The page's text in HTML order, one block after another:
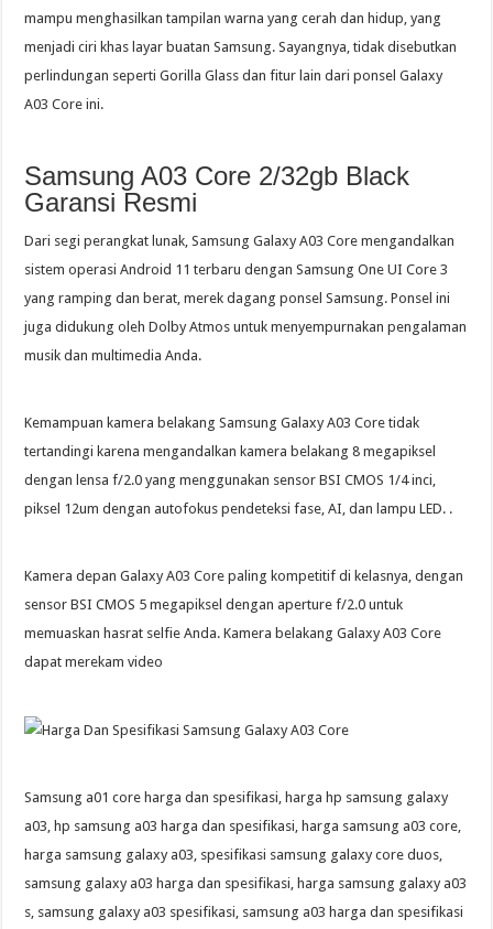
mampu menghasilkan tampilan warna yang cerah dan hidup, yang
menjadi ciri khas layar buatan Samsung. Sayangnya, tidak disebutkan
perlindungan seperti Gorilla Glass dan fitur lain dari ponsel Galaxy
A03 Core ini.
Samsung A03 Core 2/32gb Black
Garansi Resmi
Dari segi perangkat lunak, Samsung Galaxy A03 Core mengandalkan
sistem operasi Android 11 terbaru dengan Samsung One UI Core 3
yang ramping dan berat, merek dagang ponsel Samsung. Ponsel ini
juga didukung oleh Dolby Atmos untuk menyempurnakan pengalaman
musik dan multimedia Anda.
Kemampuan kamera belakang Samsung Galaxy A03 Core tidak
tertandingi karena mengandalkan kamera belakang 8 megapiksel
dengan lensa f/2.0 yang menggunakan sensor BSI CMOS 1/4 inci,
piksel 12um dengan autofokus pendeteksi fase, AI, dan lampu LED. .
Kamera depan Galaxy A03 Core paling kompetitif di kelasnya, dengan
sensor BSI CMOS 5 megapiksel dengan aperture f/2.0 untuk
memuaskan hasrat selfie Anda. Kamera belakang Galaxy A03 Core
dapat merekam video
Samsung a01 core harga dan spesifikasi, harga hp samsung galaxy
a03, hp samsung a03 harga dan spesifikasi, harga samsung a03 core,
harga samsung galaxy a03, spesifikasi samsung galaxy core duos,
samsung galaxy a03 harga dan spesifikasi, harga samsung galaxy a03
s, samsung galaxy a03 spesifikasi, samsung a03 harga dan spesifikasi